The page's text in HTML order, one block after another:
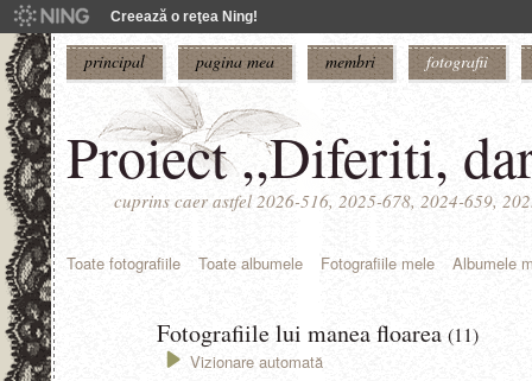
Creează o reţea Ning!
principal pagina mea membri fotografii
Proiect ,,Diferiti,
cuprins caer astfel 2026-516, 2025-678, 2024-659,
Toate fotografiile Toate albumele Fotografiile mele Albumele
Fotografiile lui manea floarea (11)
Vizionare automată